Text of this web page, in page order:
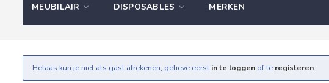
MEUBILAIR DISPOSABLES MERKEN
Helaas kun je niet als gast afrekenen, gelieve eerst in te loggen of te registeren.